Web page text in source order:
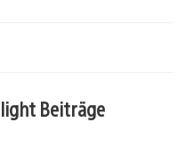
Beiträge